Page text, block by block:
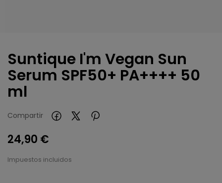
Suntique I'm Vegan Sun
Serum SPF50+ PA++++ 50
ml
Compartir
24,90 €
Impuestos incluidos